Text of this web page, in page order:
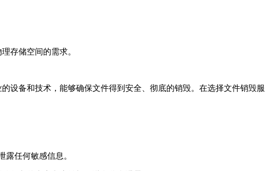
存储空间的需求。
设备和技术，能够确保文件得到安全、彻底的销毁。在选择文件销毁服
任何敏感信息。